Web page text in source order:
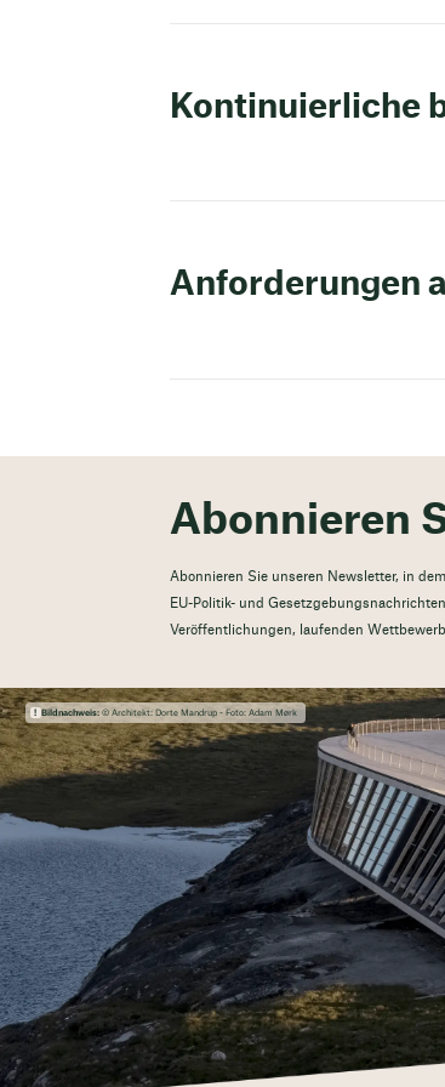
Kontinuierliche
Anforderungen
Abonnieren
Abonnieren Sie unseren Newsletter, in
EU-Politik- und
Veröffentlichungen, laufenden
Bildnachweis:© Architekt: Dorte Mandrup - Foto: Adam Mørk